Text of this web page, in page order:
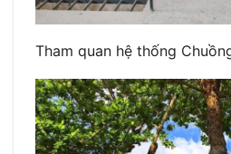
Tham quan hệ thống